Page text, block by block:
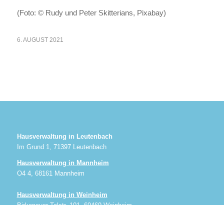
(Foto: © Rudy und Peter Skitterians, Pixabay)
6. AUGUST 2021
Hausverwaltung in Leutenbach
Im Grund 1, 71397 Leutenbach
Hausverwaltung in Mannheim
O4 4, 68161 Mannheim
Hausverwaltung in Weinheim